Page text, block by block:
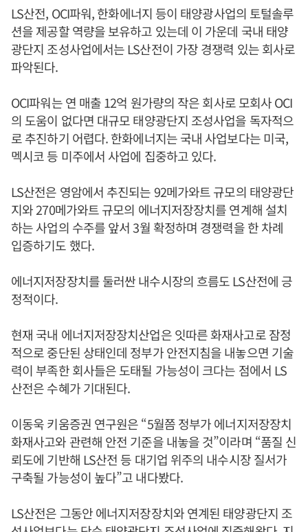
LS산전, OCI파워, 한화에너지 등이 태양광사업의 토털솔루
션을 제공할 역량을 보유하고 있는데 이 가운데 국내 태양
광단지 조성사업에서는 LS산전이 가장 경쟁력 있는 회사로
파악된다.
OCI파워는 연 매출 12억 원가량의 작은 회사로 모회사 OCI
의 도움이 없다면 대규모 태양광단지 조성사업을 독자적으
로 추진하기 어렵다. 한화에너지는 국내 사업보다는 미국,
멕시코 등 미주에서 사업에 집중하고 있다.
LS산전은 영암에서 추진되는 92메가와트 규모의 태양광단
지와 270메가와트 규모의 에너지저장장치를 연계해 설치
하는 사업의 수주를 앞서 3월 확정하며 경쟁력을 한 차례
입증하기도 했다.
에너지저장장치를 둘러싼 내수시장의 흐름도 LS산전에 긍
정적이다.
현재 국내 에너지저장장치산업은 잇따른 화재사고로 잠정
적으로 중단된 상태인데 정부가 안전지침을 내놓으면 기술
력이 부족한 회사들은 도태될 가능성이 크다는 점에서 LS
산전은 수혜가 기대된다.
이동욱 키움증권 연구원은 “5월쯤 정부가 에너지저장장치
화재사고와 관련해 안전 기준을 내놓을 것”이라며 “품질 신
뢰도에 기반해 LS산전 등 대기업 위주의 내수시장 질서가
구축될 가능성이 높다”고 내다봤다.
LS산전은 그동안 에너지저장장치와 연계된 태양광단지 조